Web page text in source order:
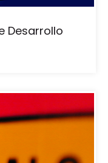
Desarrollo